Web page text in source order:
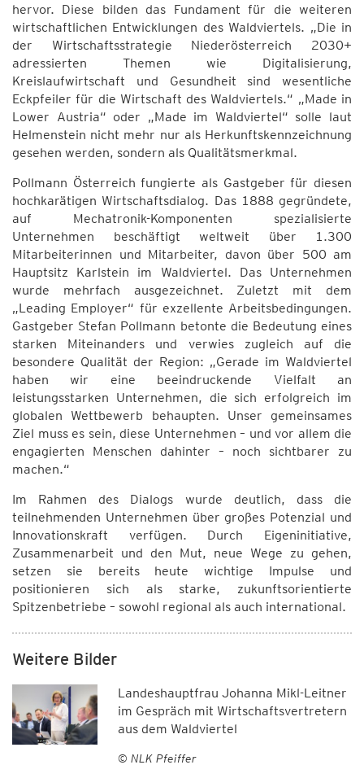
hervor. Diese bilden das Fundament für die weiteren
wirtschaftlichen Entwicklungen des Waldviertels. „Die in
der Wirtschaftsstrategie Niederösterreich 2030+
adressierten Themen wie Digitalisierung,
Kreislaufwirtschaft und Gesundheit sind wesentliche
Eckpfeiler für die Wirtschaft des Waldviertels.“ „Made in
Lower Austria“ oder „Made im Waldviertel“ solle laut
Helmenstein nicht mehr nur als Herkunftskennzeichnung
gesehen werden, sondern als Qualitätsmerkmal.
Pollmann Österreich fungierte als Gastgeber für diesen
hochkarätigen Wirtschaftsdialog. Das 1888 gegründete,
auf Mechatronik-Komponenten spezialisierte
Unternehmen beschäftigt weltweit über 1.300
Mitarbeiterinnen und Mitarbeiter, davon über 500 am
Hauptsitz Karlstein im Waldviertel. Das Unternehmen
wurde mehrfach ausgezeichnet. Zuletzt mit dem
„Leading Employer“ für exzellente Arbeitsbedingungen.
Gastgeber Stefan Pollmann betonte die Bedeutung eines
starken Miteinanders und verwies zugleich auf die
besondere Qualität der Region: „Gerade im Waldviertel
haben wir eine beeindruckende Vielfalt an
leistungsstarken Unternehmen, die sich erfolgreich im
globalen Wettbewerb behaupten. Unser gemeinsames
Ziel muss es sein, diese Unternehmen – und vor allem die
engagierten Menschen dahinter – noch sichtbarer zu
machen.“
Im Rahmen des Dialogs wurde deutlich, dass die
teilnehmenden Unternehmen über großes Potenzial und
Innovationskraft verfügen. Durch Eigeninitiative,
Zusammenarbeit und den Mut, neue Wege zu gehen,
setzen sie bereits heute wichtige Impulse und
positionieren sich als starke, zukunftsorientierte
Spitzenbetriebe – sowohl regional als auch international.
Weitere Bilder
Landeshauptfrau Johanna Mikl-Leitner
im Gespräch mit Wirtschaftsvertretern
aus dem Waldviertel
© NLK Pfeiffer